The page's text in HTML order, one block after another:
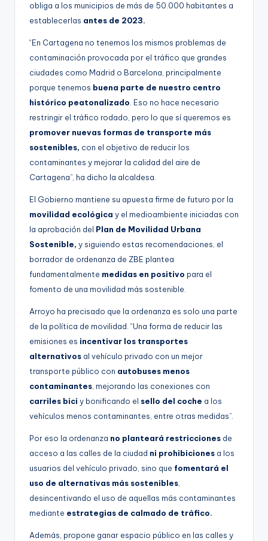
obliga a los municipios de más de 50.000 habitantes a
establecerlas antes de 2023.
“En Cartagena no tenemos los mismos problemas de
contaminación provocada por el tráfico que grandes
ciudades como Madrid o Barcelona, principalmente
porque tenemos buena parte de nuestro centro
histórico peatonalizado . Eso no hace necesario
restringir el tráfico rodado, pero lo que sí queremos es
promover nuevas formas de transporte más
sostenibles, con el objetivo de reducir los
contaminantes y mejorar la calidad del aire de
Cartagena”, ha dicho la alcaldesa.
El Gobierno mantiene su apuesta firme de futuro por la
movilidad ecológica y el medioambiente iniciadas con
la aprobación del Plan de Movilidad Urbana
Sostenible, y siguiendo estas recomendaciones, el
borrador de ordenanza de ZBE plantea
fundamentalmente medidas en positivo para el
fomento de una movilidad más sostenible.
Arroyo ha precisado que la ordenanza es solo una parte
de la política de movilidad. “Una forma de reducir las
emisiones es incentivar los transportes
alternativos al vehículo privado con un mejor
transporte público con autobuses menos
contaminantes , mejorando las conexiones con
carriles bici y bonificando el sello del coche a los
vehículos menos contaminantes, entre otras medidas”.
Por eso la ordenanza no planteará restricciones de
acceso a las calles de la ciudad ni prohibiciones a los
usuarios del vehículo privado, sino que fomentará el
uso de alternativas más sostenibles
desincentivando el uso de aquellas más contaminantes
mediante estrategias de calmado de tráfico.
Además, propone ganar espacio público en las calles y